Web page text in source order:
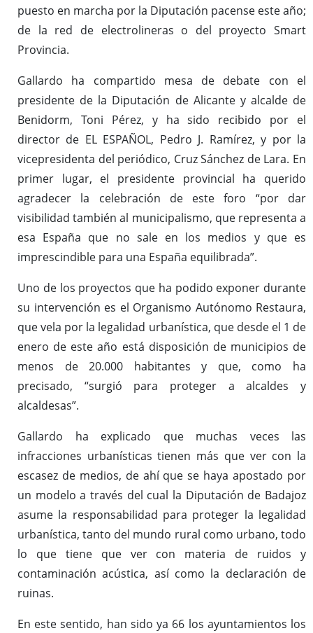
puesto en marcha por la Diputación pacense este año;
de la red de electrolineras o del proyecto Smart
Provincia.
Gallardo ha compartido mesa de debate con el
presidente de la Diputación de Alicante y alcalde de
Benidorm, Toni Pérez, y ha sido recibido por el
director de EL ESPAÑOL, Pedro J. Ramírez, y por la
vicepresidenta del periódico, Cruz Sánchez de Lara. En
primer lugar, el presidente provincial ha querido
agradecer la celebración de este foro “por dar
visibilidad también al municipalismo, que representa a
esa España que no sale en los medios y que es
imprescindible para una España equilibrada”.
Uno de los proyectos que ha podido exponer durante
su intervención es el Organismo Autónomo Restaura,
que vela por la legalidad urbanística, que desde el 1 de
enero de este año está disposición de municipios de
menos de 20.000 habitantes y que, como ha
precisado, “surgió para proteger a alcaldes y
alcaldesas”.
Gallardo ha explicado que muchas veces las
infracciones urbanísticas tienen más que ver con la
escasez de medios, de ahí que se haya apostado por
un modelo a través del cual la Diputación de Badajoz
asume la responsabilidad para proteger la legalidad
urbanística, tanto del mundo rural como urbano, todo
lo que tiene que ver con materia de ruidos y
contaminación acústica, así como la declaración de
ruinas.
En este sentido, han sido ya 66 los ayuntamientos los